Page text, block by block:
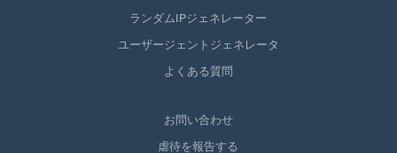
ランダムIPジェネレーター
ユーザージェントジェネレータ
よくある質問
お問い合わせ
虐待を報告する